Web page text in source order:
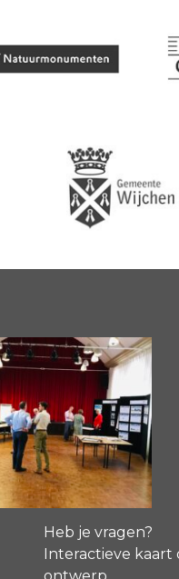
Heb je vragen?
Interactieve kaart
ontwerp